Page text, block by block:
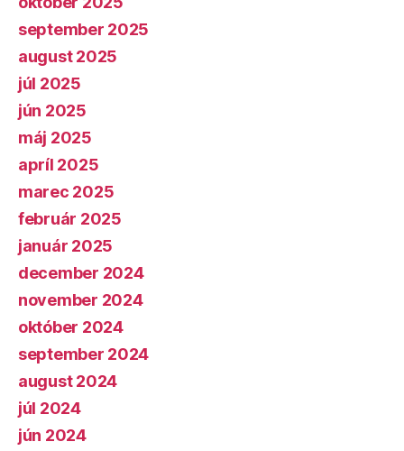
september 2025
august 2025
júl 2025
jún 2025
máj 2025
apríl 2025
marec 2025
február 2025
január 2025
december 2024
november 2024
október 2024
september 2024
august 2024
júl 2024
jún 2024